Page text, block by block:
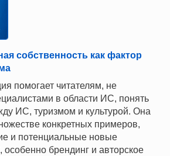
собственность как фактор
помогает читателям, не
в области ИС, понять
ИС, туризмом и культурой. Она
конкретных примеров,
и потенциальные новые
брендинг и авторское